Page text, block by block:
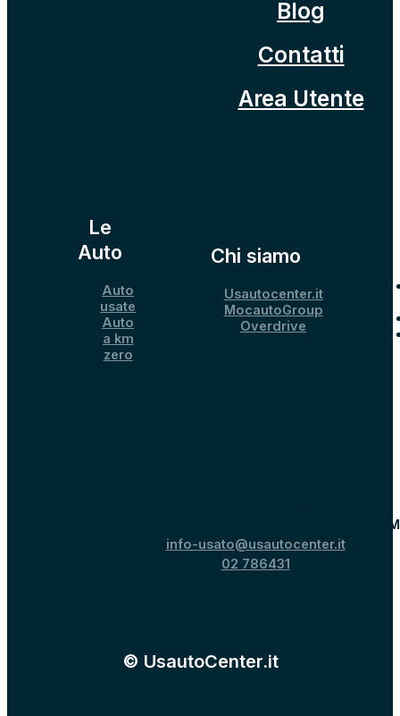
Blog
Contatti
Area Utente
Le
Auto
Auto
usate
Auto
a km
zero
Chi siamo
Usautocenter.it
MocautoGroup
Overdrive
Strada Provinciale 40 per Binasco, 15, Melegnano
info-usato@usautocenter.it
02 786431
© UsautoCenter.it